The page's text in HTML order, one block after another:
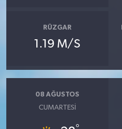
RÜZGAR
1.19 M/S
08 AĞUSTOS
CUMARTESI